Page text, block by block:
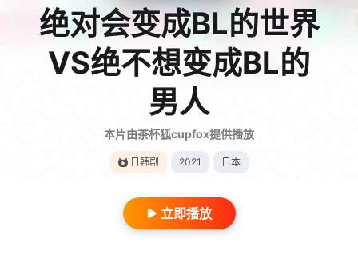
绝对会变成BL的世界
VS绝不想变成BL的
男人
本片由茶杯狐cupfox提供播放
日韩剧 2021 日本
立即播放